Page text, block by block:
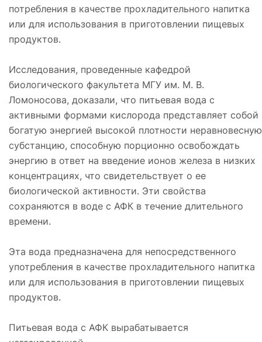
потребления в качестве прохладительного напитка
или для использования в приготовлении пищевых
продуктов.
Исследования, проведенные кафедрой
биологического факультета МГУ им. М. В.
Ломоносова, доказали, что питьевая вода с
активными формами кислорода представляет собой
богатую энергией высокой плотности неравновесную
субстанцию, способную порционно освобождать
энергию в ответ на введение ионов железа в низких
концентрациях, что свидетельствует о ее
биологической активности. Эти свойства
сохраняются в воде с АФК в течение длительного
времени.
Эта вода предназначена для непосредственного
употребления в качестве прохладительного напитка
или для использования в приготовлении пищевых
продуктов.
Питьевая вода с АФК вырабатывается